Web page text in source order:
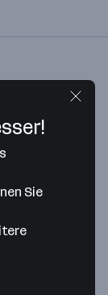
Sie